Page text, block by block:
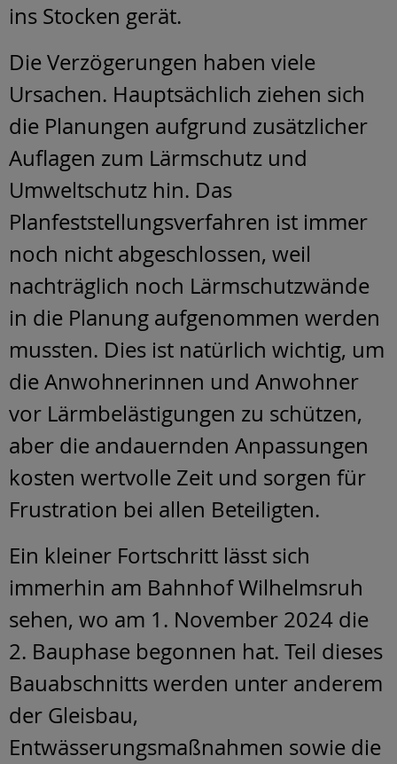
ins Stocken gerät.
Die Verzögerungen haben viele
Ursachen. Hauptsächlich ziehen sich
die Planungen aufgrund zusätzlicher
Auflagen zum Lärmschutz und
Umweltschutz hin. Das
Planfeststellungsverfahren ist immer
noch nicht abgeschlossen, weil
nachträglich noch Lärmschutzwände
in die Planung aufgenommen werden
mussten. Dies ist natürlich wichtig, um
die Anwohnerinnen und Anwohner
vor Lärmbelästigungen zu schützen,
aber die andauernden Anpassungen
kosten wertvolle Zeit und sorgen für
Frustration bei allen Beteiligten.
Ein kleiner Fortschritt lässt sich
immerhin am Bahnhof Wilhelmsruh
sehen, wo am 1. November 2024 die
2. Bauphase begonnen hat. Teil dieses
Bauabschnitts werden unter anderem
der Gleisbau,
Entwässerungsmaßnahmen sowie die